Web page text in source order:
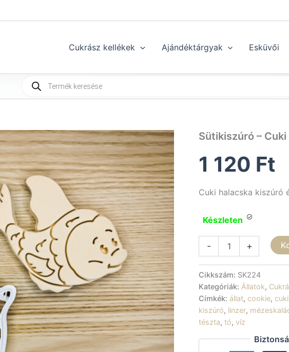
Cukrász kellékek Ajándéktárgyak Esküvői
Products
search
Sütikiszúró –
1 120 Ft
Cuki halacska kiszúró
Készleten
-
halacska
mennyiség
+
Cikkszám: SK224
Kategóriák: Állatok,
Címkék: állat, cookie, cuki
kiszúró, linzer,
tészta, tó, víz